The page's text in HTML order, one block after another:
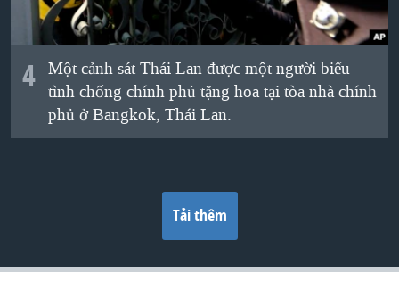
4 Một cảnh sát Thái Lan được một người biểu
tình chống chính phủ tặng hoa tại tòa nhà chính
phủ ở Bangkok, Thái Lan.
Tải thêm